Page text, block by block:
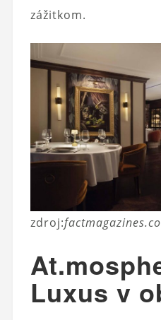
zážitkom.
zdroj:
Luxus v